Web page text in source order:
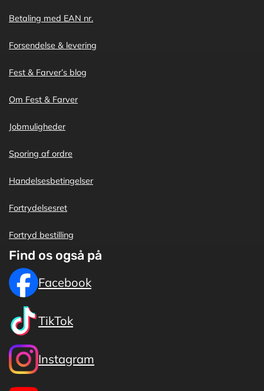
Betaling med EAN nr.
Forsendelse & levering
Fest & Farver’s blog
Om Fest & Farver
Jobmuligheder
Sporing af ordre
Handelsesbetingelser
Fortrydelsesret
Fortryd bestilling
Find os også på
Facebook
TikTok
Instagram